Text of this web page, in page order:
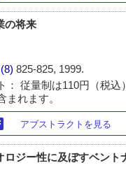
の将来
(8)825-825, 1999.
： 従量制は110円（税込
まれます。
アブストラクトを見る
ロジー性に及ぼすベント